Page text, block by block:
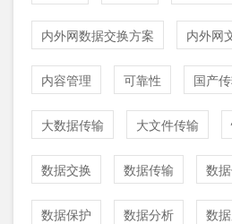
内外网数据交换方案 内外网
内容管理 可靠性 国产
大数据传输 大文件传输
数据交换 数据传输 数
数据保护 数据分析 数